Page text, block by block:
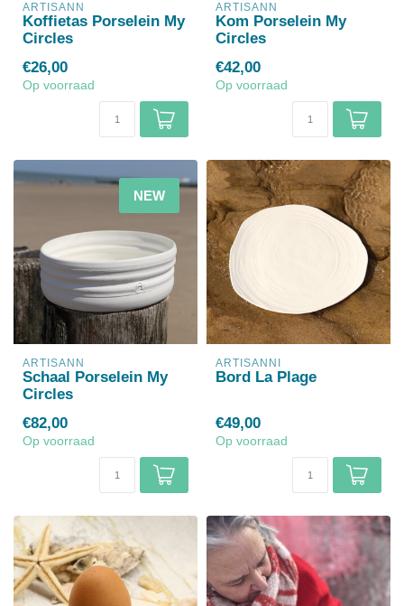
ARTISANN
Koffietas Porselein My
Circles
€26,00
Op voorraad
ARTISANN
Kom Porselein My
Circles
€42,00
Op voorraad
NEW
ARTISANN
Schaal Porselein My
Circles
€82,00
Op voorraad
ARTISANNI
Bord La Plage
€49,00
Op voorraad